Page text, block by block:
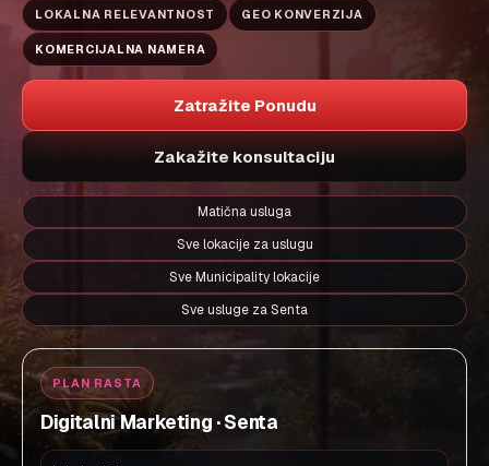
LOKALNA RELEVANTNOST GEO KONVERZIJA
KOMERCIJALNA NAMERA
Zatražite Ponudu
Zakažite konsultaciju
Matična usluga
Sve lokacije za uslugu
Sve Municipality lokacije
Sve usluge za Senta
PLAN RASTA
Digitalni Marketing · Senta